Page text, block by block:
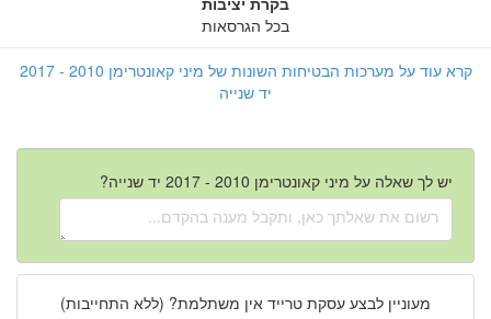
בכל הגרסאות
קרא עוד על מערכות הבטיחות השונות של מיני קאונטרימן 2010 - 2017
יד שנייה
יש לך שאלה על מיני קאונטרימן 2010 - 2017 יד שנייה?
מעוניין לבצע עסקת טרייד אין משתלמת? (ללא התחייבות)